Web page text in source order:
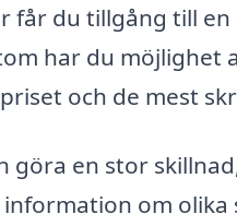
får du tillgång till
har du
och de mest
göra en stor
om